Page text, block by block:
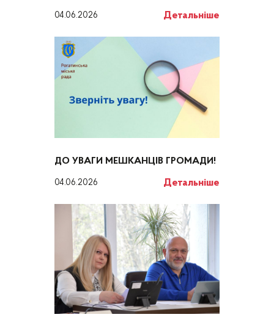
04.06.2026 Детальніше
ДО УВАГИ МЕШКАНЦІВ ГРОМАДИ!
04.06.2026 Детальніше